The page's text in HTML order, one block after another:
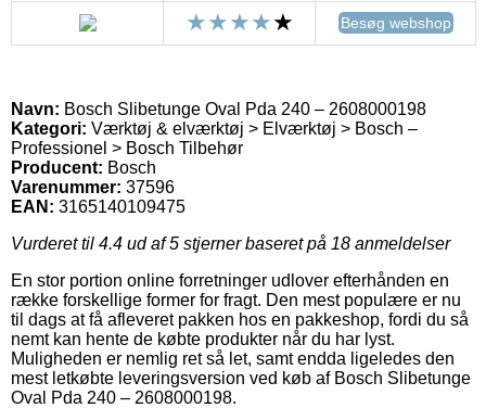
Besøg webshop
Navn: Bosch Slibetunge Oval Pda 240 – 2608000198
Kategori: Værktøj & elværktøj > Elværktøj > Bosch –
Professionel > Bosch Tilbehør
Producent: Bosch
Varenummer: 37596
EAN: 3165140109475
Vurderet til 4.4 ud af 5 stjerner baseret på 18 anmeldelser
En stor portion online forretninger udlover efterhånden en
række forskellige former for fragt. Den mest populære er nu
til dags at få afleveret pakken hos en pakkeshop, fordi du så
nemt kan hente de købte produkter når du har lyst.
Muligheden er nemlig ret så let, samt endda ligeledes den
mest letkøbte leveringsversion ved køb af Bosch Slibetunge
Oval Pda 240 – 2608000198.